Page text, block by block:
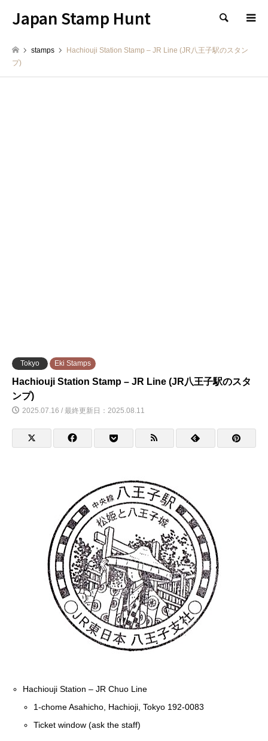
Japan Stamp Hunt 検索
stamps
Hachiouji Station Stamp – JR Line (JR八王子駅のスタン
プ)
Tokyo Eki Stamps
Hachiouji Station Stamp – JR Line (JR八王子駅のスタ
ンプ)
2025.07.16 / 最終更新日：2025.08.11
Hachiouji Station – JR Chuo Line
1-chome Asahicho, Hachioji, Tokyo 192-0083
Ticket window (ask the staff)